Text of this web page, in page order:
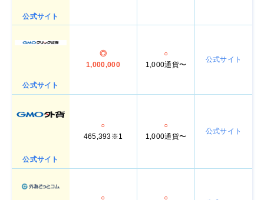
公式サイト
公式サイト
◎
1,000,000
○
1,000通貨〜
公式サイト
公式サイト
○
465,393※1
○
1,000通貨〜
公式サイト
○ ○